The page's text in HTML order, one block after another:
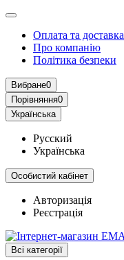
Оплата та доставка
Про компанію
Політика безпеки
Вибране0
Порівняння0
Українська
Русский
Українська
Особистий кабінет
Авторизація
Реєстрація
Всі категорії